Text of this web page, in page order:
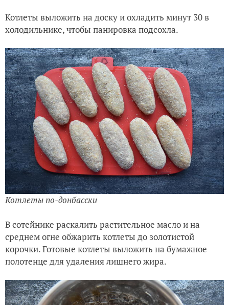
Котлеты выложить на доску и охладить минут 30 в
холодильнике, чтобы панировка подсохла.
Котлеты по-донбасски
В сотейнике раскалить растительное масло и на
среднем огне обжарить котлеты до золотистой
корочки. Готовые котлеты выложить на бумажное
полотенце для удаления лишнего жира.